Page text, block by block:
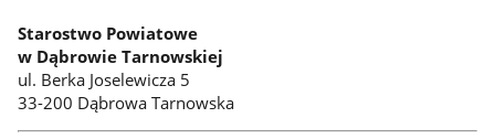
Starostwo Powiatowe
w Dąbrowie Tarnowskiej
ul. Berka Joselewicza 5
33-200 Dąbrowa Tarnowska